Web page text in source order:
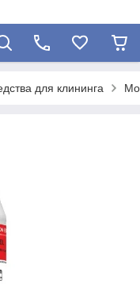
для клининга